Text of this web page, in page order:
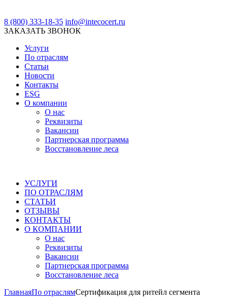
8 (800) 333-18-35 info@intecocert.ru
ЗАКАЗАТЬ ЗВОНОК
Услуги
По отраслям
Статьи
Новости
Контакты
ESG
О компании
О нас
Реквизиты
Вакансии
Партнерская программа
Восстановление леса
УСЛУГИ
ПО ОТРАСЛЯМ
СТАТЬИ
ОТЗЫВЫ
КОНТАКТЫ
О КОМПАНИИ
О нас
Реквизиты
Вакансии
Партнерская программа
Восстановление леса
ГлавнаяПо отраслямСертификация для ритейл сегмента